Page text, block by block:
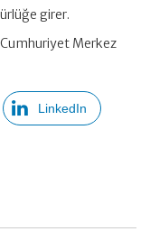
girer.
Merkez
LinkedIn